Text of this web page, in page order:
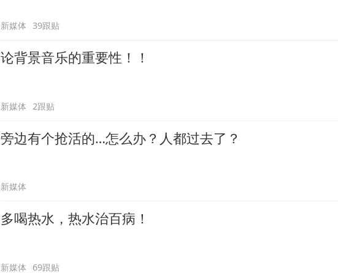
新媒体 39跟贴
论背景音乐的重要性！！
新媒体 2跟贴
旁边有个抢活的…怎么办？人都过去了？
新媒体
多喝热水，热水治百病！
新媒体 69跟贴